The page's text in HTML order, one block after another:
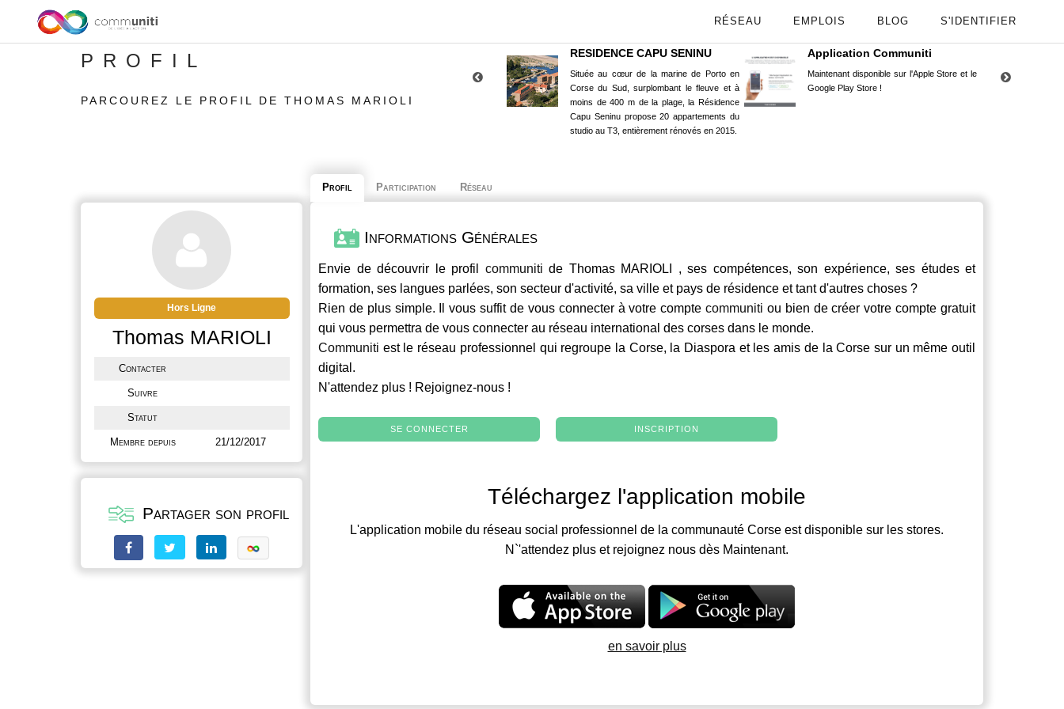
RÉSEAU EMPLOIS BLOG S'IDENTIFIER
PROFIL
PARCOUREZ LE PROFIL DE THOMAS MARIOLI
RESIDENCE CAPU SENINU
Située au cœur de la marine de Porto en
Corse du Sud, surplombant le fleuve et à
moins de 400 m de la plage, la Résidence
Capu Seninu propose 20 appartements du
studio au T3, entièrement rénovés en 2015.
Application Communiti
Maintenant disponible sur l'Apple Store et le
Google Play Store !
Hors Ligne
Thomas MARIOLI
Contacter
Suivre
Statut
Membre depuis 21/12/2017
Partager son profil
Profil Participation Réseau
Informations Générales
Envie de découvrir le profil communiti de Thomas MARIOLI , ses compétences, son expérience, ses études et
formation, ses langues parlées, son secteur d'activité, sa ville et pays de résidence et tant d'autres choses ?
Rien de plus simple. Il vous suffit de vous connecter à votre comptecommuniti ou bien de créer votre compte gratuit
qui vous permettra de vous connecter au réseau international des corses dans le monde.
Communiti est le réseau professionnel qui regroupe la Corse, la Diaspora et les amis de la Corse sur un même outil
digital.
N'attendez plus ! Rejoignez-nous !
SE CONNECTER INSCRIPTION
Téléchargez l'application mobile
L'application mobile du réseau social professionnel de la communauté Corse est disponible sur les stores.
N`'attendez plus et rejoignez nous dès Maintenant.
en savoir plus